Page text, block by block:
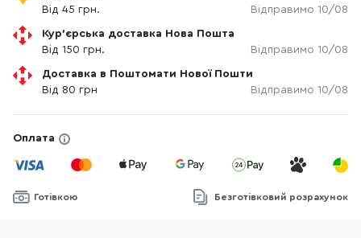
Від 45 грн.
Відправимо 10/08
Кур'єрська доставка Нова Пошта
Від 150 грн.
Відправимо 10/08
Доставка в Поштомати Нової Пошти
Від 80 грн
Відправимо 10/08
Оплата
Готівкою Безготівковий розрахунок